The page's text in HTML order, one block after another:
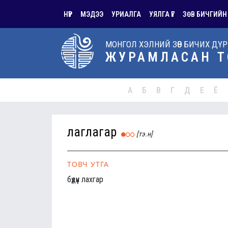
НҮҮР МЭДЭЭ УРИАЛГА УЯЛГА ҮГ ЗӨВ БИЧГИЙН
МОНГОЛ ХЭЛНИЙ ЗӨВ БИЧИХ
ЖУРАМЛАСАН
А Б В Г Д Е Ё
лаглагар [тэ.н]
ТОВЧ УТГА
бүдүүн лахгар